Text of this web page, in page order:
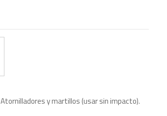
y martillos (usar sin impacto).